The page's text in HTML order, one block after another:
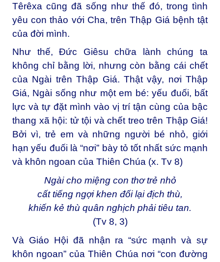
Têrêxa cũng đã sống như thế đó, trong tình
yêu con thảo với Cha, trên Thập Giá bệnh tật
của đời mình.
Như thế, Đức Giêsu chữa lành chúng ta
không chỉ bằng lời, nhưng còn bằng cái chết
của Ngài trên Thập Giá. Thật vậy, nơi Thập
Giá, Ngài sống như một em bé: yếu đuối, bất
lực và tự đặt mình vào vị trí tận cùng của bậc
thang xã hội: tử tội và chết treo trên Thập Giá!
Bởi vì, trẻ em và những người bé nhỏ, giới
hạn yếu đuối là “nơi” bày tỏ tốt nhất sức mạnh
và khôn ngoan của Thiên Chúa (x. Tv 8)
Ngài cho miệng con thơ trẻ nhỏ
cất tiếng ngợi khen đối lại địch thù,
khiến kẻ thù quân nghịch phải tiêu tan.
(Tv 8, 3)
Và Giáo Hội đã nhận ra “sức mạnh và sự
khôn ngoan” của Thiên Chúa nơi “con đường